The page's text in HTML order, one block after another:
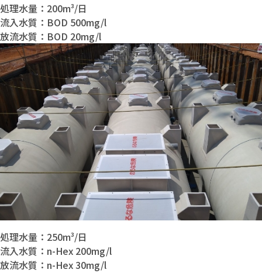
処理水量：200m³/日
流入水質：BOD 500mg/l
放流水質：BOD 20mg/l
処理水量：250m³/日
流入水質：n-Hex 200mg/l
放流水質：n-Hex 30mg/l